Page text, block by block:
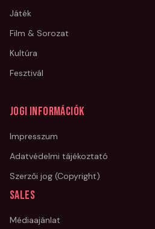
Játék
Film & Sorozat
Kultúra
Fesztivál
Jogi információk
Impresszum
Adatvédelmi tájékoztató
Szerzői jog (Copyright)
Sales
Médiaajánlat